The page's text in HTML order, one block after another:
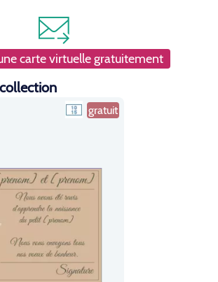
carte virtuelle gratuitement
gratuit